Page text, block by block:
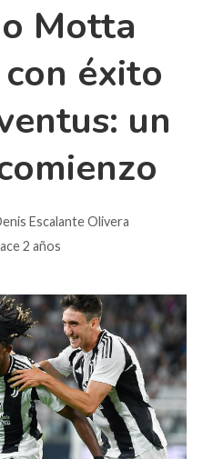
Motta
éxito
un
Escalante Olivera
2 años